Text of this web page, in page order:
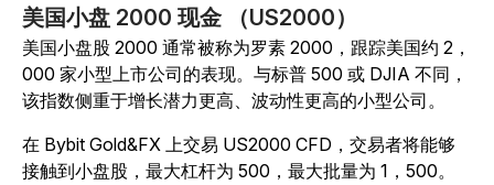
美国小盘 2000 现金 （US2000）
美国小盘股 2000 通常被称为罗素 2000，跟踪美国约 2，
000 家小型上市公司的表现。与标普 500 或 DJIA 不同，
该指数侧重于增长潜力更高、波动性更高的小型公司。
在 Bybit Gold&FX 上交易 US2000 CFD，交易者将能够
接触到小盘股，最大杠杆为 500，最大批量为 1，500。